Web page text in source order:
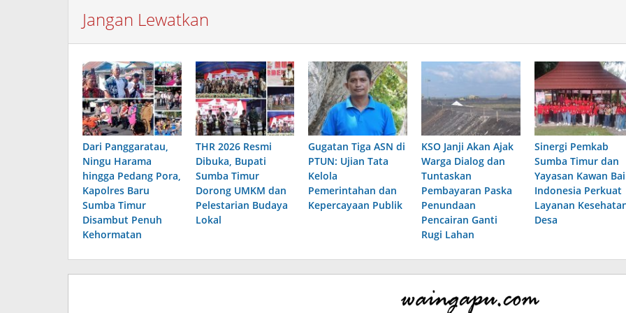
Jangan Lewatkan
Dari Panggaratau,
Ningu Harama
hingga Pedang Pora,
Kapolres Baru
Sumba Timur
Disambut Penuh
Kehormatan
THR 2026 Resmi
Dibuka, Bupati
Sumba Timur
Dorong UMKM dan
Pelestarian Budaya
Lokal
Gugatan Tiga ASN di
PTUN: Ujian Tata
Kelola
Pemerintahan dan
Kepercayaan Publik
KSO Janji Akan Ajak
Warga Dialog dan
Tuntaskan
Pembayaran Paska
Penundaan
Pencairan Ganti
Rugi Lahan
Sinergi Pemkab
Sumba Timur dan
Yayasan Kawan
Indonesia Perkuat
Layanan
Desa